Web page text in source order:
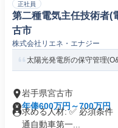
正社員
第二種電気主任技術者(
古市
株式会社リエネ・エナジー
太陽光発電所の保守管理
岩手県宮古市
年俸600万円～700万円
求める人材: ✅ 必須条件
通自動車第一...